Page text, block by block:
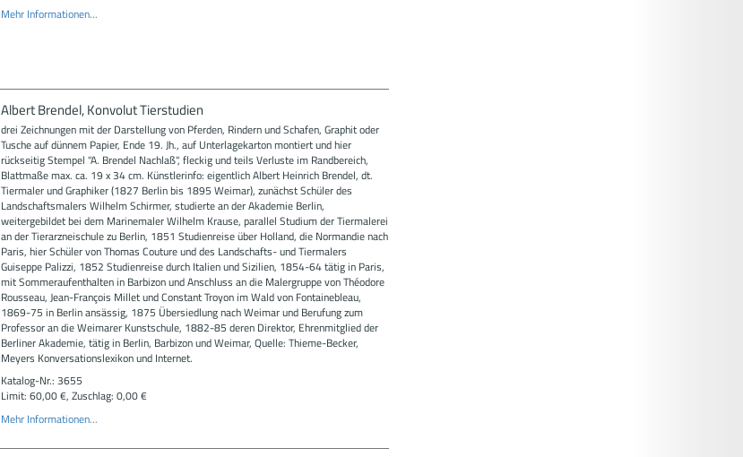
Mehr Informationen...
Albert Brendel, Konvolut Tierstudien
drei Zeichnungen mit der Darstellung von Pferden, Rindern und Schafen, Graphit oder
Tusche auf dünnem Papier, Ende 19. Jh., auf Unterlagekarton montiert und hier
rückseitig Stempel "A. Brendel Nachlaß", fleckig und teils Verluste im Randbereich,
Blattmaße max. ca. 19 x 34 cm. Künstlerinfo: eigentlich Albert Heinrich Brendel, dt.
Tiermaler und Graphiker (1827 Berlin bis 1895 Weimar), zunächst Schüler des
Landschaftsmalers Wilhelm Schirmer, studierte an der Akademie Berlin,
weitergebildet bei dem Marinemaler Wilhelm Krause, parallel Studium der Tiermalerei
an der Tierarzneischule zu Berlin, 1851 Studienreise über Holland, die Normandie nach
Paris, hier Schüler von Thomas Couture und des Landschafts- und Tiermalers
Guiseppe Palizzi, 1852 Studienreise durch Italien und Sizilien, 1854-64 tätig in Paris,
mit Sommeraufenthalten in Barbizon und Anschluss an die Malergruppe von Théodore
Rousseau, Jean-François Millet und Constant Troyon im Wald von Fontainebleau,
1869-75 in Berlin ansässig, 1875 Übersiedlung nach Weimar und Berufung zum
Professor an die Weimarer Kunstschule, 1882-85 deren Direktor, Ehrenmitglied der
Berliner Akademie, tätig in Berlin, Barbizon und Weimar, Quelle: Thieme-Becker,
Meyers Konversationslexikon und Internet.
Katalog-Nr.: 3655
Limit: 60,00 €, Zuschlag: 0,00 €
Mehr Informationen...